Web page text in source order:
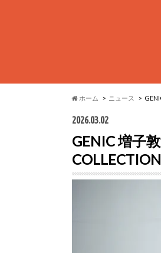
ホーム ニュース
2026.03.02
GENIC 増子